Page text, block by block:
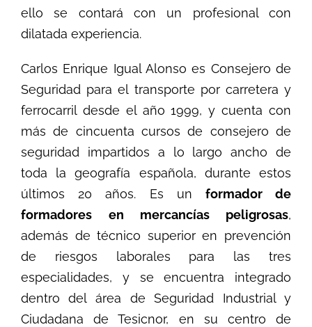
ello se contará con un profesional con
dilatada experiencia.
Carlos Enrique Igual Alonso es Consejero de
Seguridad para el transporte por carretera y
ferrocarril desde el año 1999, y cuenta con
más de cincuenta cursos de consejero de
seguridad impartidos a lo largo ancho de
toda la geografía española, durante estos
últimos 20 años. Es un formador de
formadores
en mercancías peligrosas,
además de técnico superior en prevención
de riesgos laborales para las tres
especialidades, y se encuentra integrado
dentro del área de Seguridad Industrial y
Ciudadana de Tesicnor, en su centro de